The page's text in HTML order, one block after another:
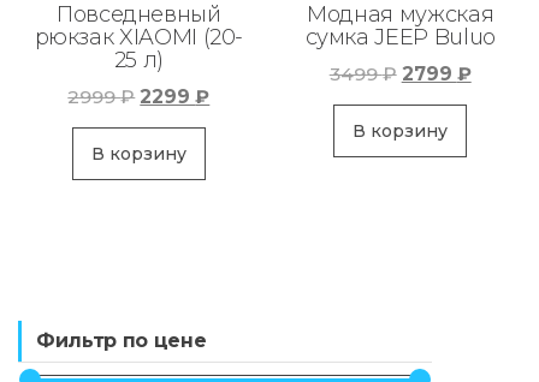
Повседневный
рюкзак XIAOMI (20-
25 л)
2999₽ Первоначальная
цена
составляла
2999 ₽.
2299₽Текущая
В корзину
Модная мужская
сумка JEEP Buluo
3499₽
цена
составляла
3499 ₽.
2799 ₽
В корзину
Фильтр по цене